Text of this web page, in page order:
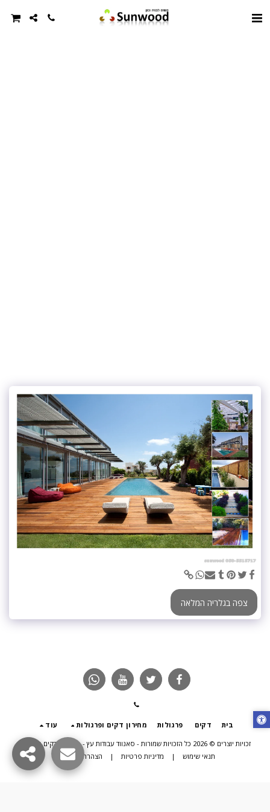
צפה בגלריה המלאה
בית דקים פרגולות מחירון דקים ופרגולות עוד
זכויות יוצרים © 2026 כל הזכויות שמורות -
סאנווד עבודות עץ - פרגולות דקים תוספות
תנאי שימוש | מדיניות פרטיות | הצהרת נגישות